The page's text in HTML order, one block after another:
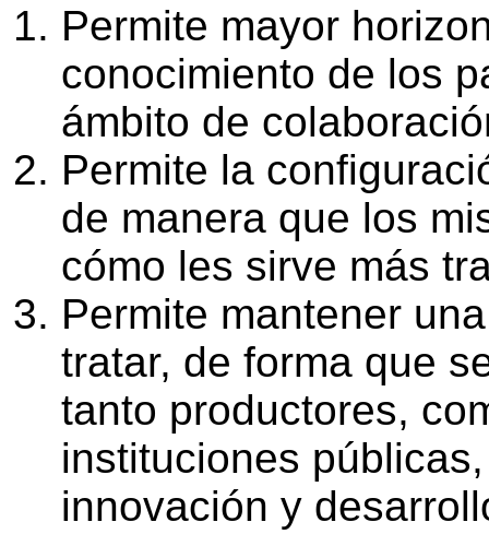
Permite mayor
conocimiento de los
ámbito de
Permite la
de manera que los
cómo les sirve más
Permite mantener
tratar, de forma que
tanto productores,
instituciones
innovación y